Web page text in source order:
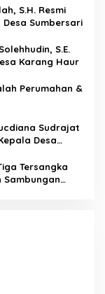
S.H. Resmi
Sumbersari
S.E.
Karang Haur
Perumahan &
Sudrajat
Desa
Tersangka
Sambungan